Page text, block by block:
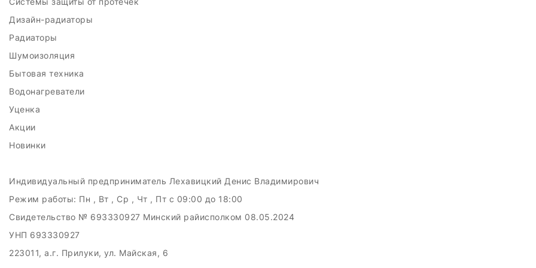
Дизайн-радиаторы
Радиаторы
Шумоизоляция
Бытовая техника
Водонагреватели
Уценка
Акции
Новинки
Индивидуальный предприниматель Лехавицкий Денис Владимирович
Режим работы: Пн , Вт , Ср , Чт , Пт c 09:00 до 18:00
Свидетельство № 693330927 Минский райисполком 08.05.2024
УНП 693330927
223011, а.г. Прилуки, ул. Майская, 6